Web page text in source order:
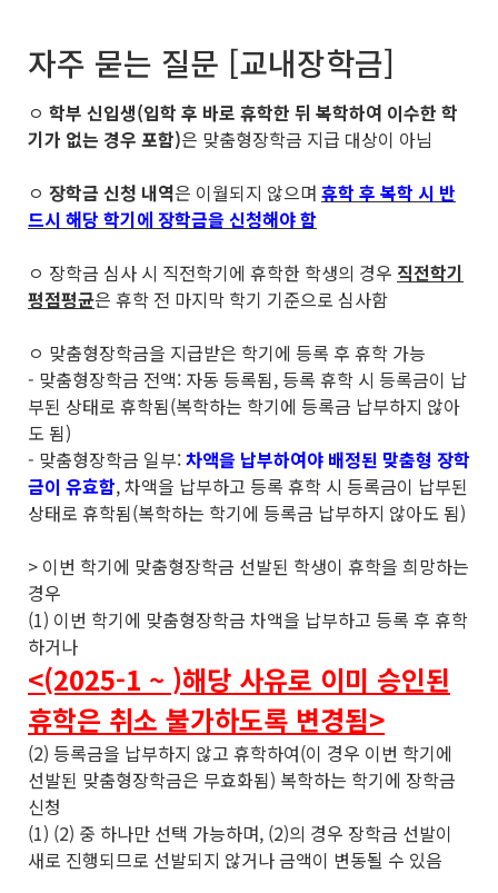
자주 묻는 질문 [교내장학금]
ㅇ 학부 신입생(입학 후 바로 휴학한 뒤 복학하여 이수한 학
기가 없는 경우 포함)은 맞춤형장학금 지급 대상이 아님
ㅇ 장학금 신청 내역은 이월되지 않으며 휴학 후 복학 시 반
드시 해당 학기에 장학금을 신청해야 함
ㅇ 장학금 심사 시 직전학기에 휴학한 학생의 경우 직전학기
평점평균은 휴학 전 마지막 학기 기준으로 심사함
ㅇ 맞춤형장학금을 지급받은 학기에 등록 후 휴학 가능
- 맞춤형장학금 전액: 자동 등록됨, 등록 휴학 시 등록금이 납
부된 상태로 휴학됨(복학하는 학기에 등록금 납부하지 않아
도 됨)
- 맞춤형장학금 일부:차액을 납부하여야 배정된 맞춤형 장학
금이 유효함, 차액을 납부하고 등록 휴학 시 등록금이 납부된
상태로 휴학됨(복학하는 학기에 등록금 납부하지 않아도 됨)
> 이번 학기에 맞춤형장학금 선발된 학생이 휴학을 희망하는
경우
(1) 이번 학기에 맞춤형장학금 차액을 납부하고 등록 후 휴학
하거나
<(2025-1 ~ )해당 사유로 이미 승인된
휴학은 취소 불가하도록 변경됨>
(2) 등록금을 납부하지 않고 휴학하여(이 경우 이번 학기에
선발된 맞춤형장학금은 무효화됨) 복학하는 학기에 장학금
신청
(1) (2) 중 하나만 선택 가능하며, (2)의 경우 장학금 선발이
새로 진행되므로 선발되지 않거나 금액이 변동될 수 있음